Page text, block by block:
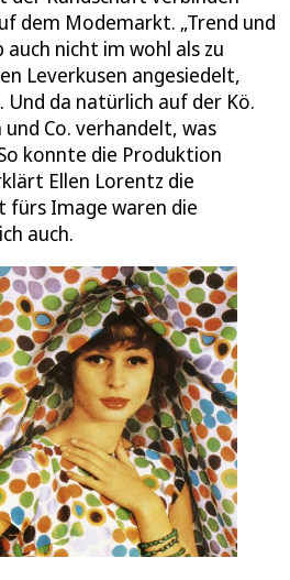
dem Modemarkt. „Trend und
auch nicht im wohl als zu
Leverkusen angesiedelt,
Und da natürlich auf der Kö.
Co. verhandelt, was
konnte die Produktion
Ellen Lorentz die
fürs Image waren die
auch.